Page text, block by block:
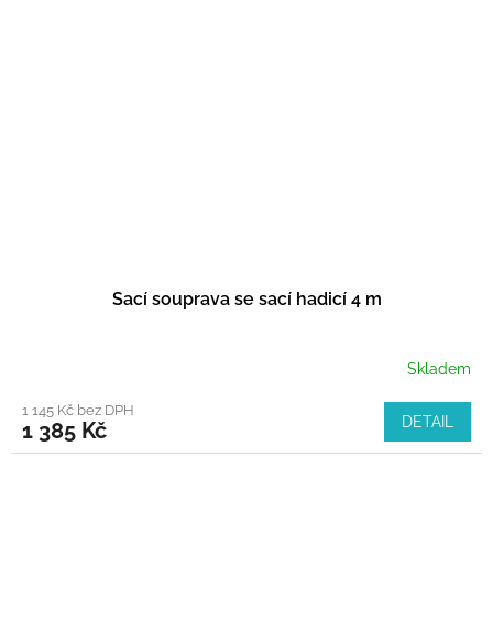
Sací souprava se sací hadicí 4 m
Skladem
1 145 Kč bez DPH
1 385 Kč DETAIL